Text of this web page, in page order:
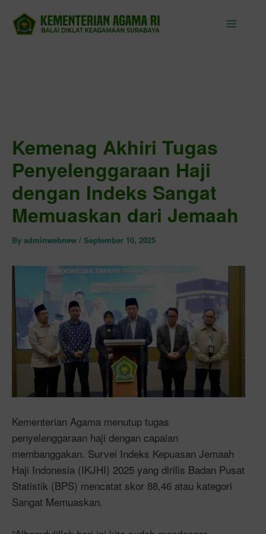
content
Kemenag Akhiri Tugas
Penyelenggaraan Haji
dengan Indeks Sangat
Memuaskan dari Jemaah
By adminwebnew / September 10, 2025
Kementerian Agama menutup tugas
penyelenggaraan haji dengan capaian
membanggakan. Survei Indeks Kepuasan Jemaah
Haji Indonesia (IKJHI) 2025 yang dirilis Badan Pusat
Statistik (BPS) mencatat skor 88,46 atau kategori
Sangat Memuaskan.